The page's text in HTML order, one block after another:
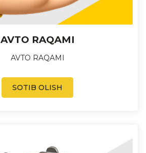
AVTO RAQAMI
AVTO RAQAMI
SOTIB OLISH